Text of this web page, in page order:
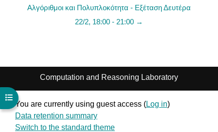
Open course index
Αλγόριθμοι και Πολυπλοκότητα - Εξέταση Δευτέρα
22/2, 18:00 - 21:00 →
Computation and Reasoning Laboratory
You are currently using guest access (Log in)
Data retention summary
Switch to the standard theme